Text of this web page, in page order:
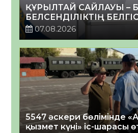
ҚҰРЫЛТАЙ САЙЛАУЫ –
БЕЛСЕНДІЛІКТІҢ
07.08.2026
5547 әскери бөлімінде
қызмет күні» іс-шарасы